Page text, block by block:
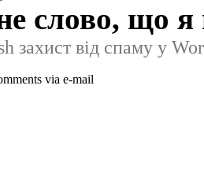
слово, що я
захист від спаму у
via e-mail